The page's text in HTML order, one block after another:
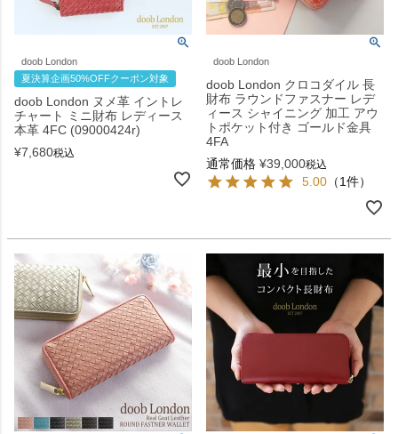
doob London
夏決算企画50%OFFクーポン対象
doob London ヌメ革 イントレ
チャート ミニ財布 レディース
本革 4FC (09000424r)
¥7,680税込
doob London
doob London クロコダイル 長
財布 ラウンドファスナー レデ
ィース シャイニング 加工 アウ
トポケット付き ゴールド金具
4FA
通常価格 ¥39,000税込
5.00 （1件）